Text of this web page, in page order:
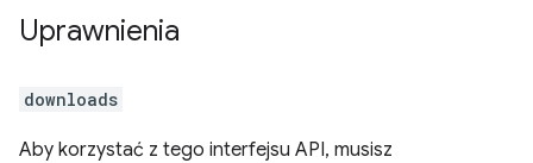
Uprawnienia
downloads
Aby korzystać z tego interfejsu API, musisz